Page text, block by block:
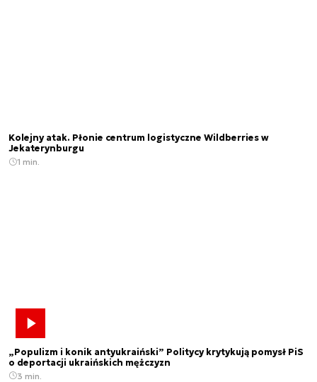
Kolejny atak. Płonie centrum logistyczne Wildberries w
Jekaterynburgu
1 min.
„Populizm i konik antyukraiński” Politycy krytykują pomysł PiS
o deportacji ukraińskich mężczyzn
3 min.